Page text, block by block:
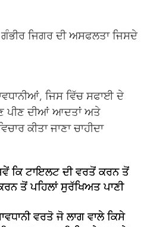
ਜਿਗਰ ਦੀ ਅਸਫਲਤਾ ਜਿਸਦੇ
ਜਿਸ ਵਿੱਚ ਸਫਾਈ ਦੇ
ਪੀਣ ਦੀਆਂ ਆਦਤਾਂ ਅਤੇ
ਕੀਤਾ ਜਾਣਾ ਚਾਹੀਦਾ
ਕਿ ਟਾਇਲਟ ਦੀ ਵਰਤੋਂ ਕਰਨ ਤੋਂ
ਤੋਂ ਪਹਿਲਾਂ ਸੁਰੱਖਿਅਤ ਪਾਣੀ
ਵਰਤੋ ਜੋ ਲਾਗ ਵਾਲੇ ਕਿਸੇ